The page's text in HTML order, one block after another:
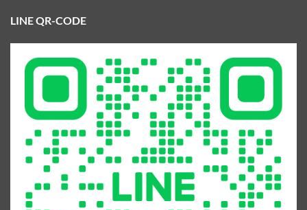
LINE QR-CODE